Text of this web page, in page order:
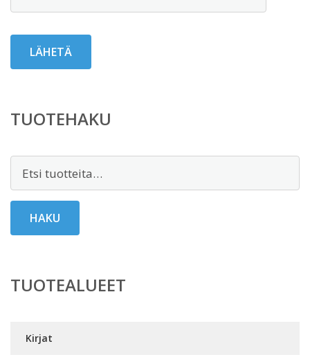
TUOTEHAKU
HAKU
TUOTEALUEET
Kirjat